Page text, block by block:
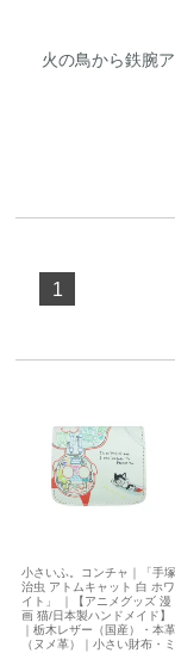
火の鳥から鉄腕
1
小さいふ。コンチャ｜「手塚
治虫 アトムキャット 白 ホワ
イト」 ｜【アニメグッズ 漫
画 猫/日本製ハンドメイド】
｜栃木レザー（国産）・本革
（ヌメ革）｜小さい財布・ミ